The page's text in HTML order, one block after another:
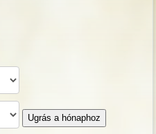
Ugrás a hónaphoz